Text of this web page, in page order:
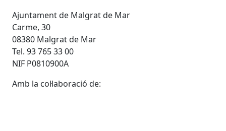
Ajuntament de Malgrat de Mar
Carme, 30
08380 Malgrat de Mar
Tel. 93 765 33 00
NIF P0810900A
Amb la col·laboració de: